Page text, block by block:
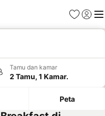
FavoritLogin
Tamu dan kamar
2 Tamu, 1 Kamar.
Peta